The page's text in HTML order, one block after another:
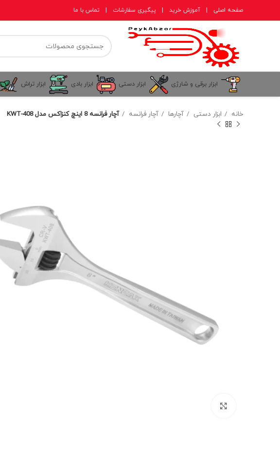
صفحه اصلی آموزش خرید پیگیری سفارشات تماس با ما
ابزار برقی و شارژی ابزار دستی ابزار بادی ابزار تراش
خانه ابزار دستی آچارها آچار فرانسه آچار فرانسه 8 اینچ کنزاکس مدل KWT-408